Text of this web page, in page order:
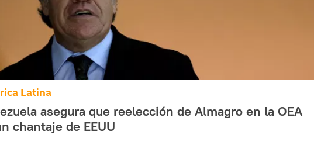
Latina
asegura que reelección de Almagro en la OEA
chantaje de EEUU